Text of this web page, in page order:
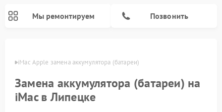
Мы ремонтируем Позвонить
iMac Apple замена аккумулятора (батареи)
Замена аккумулятора (батареи) на
iMac в Липецке